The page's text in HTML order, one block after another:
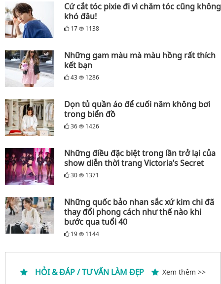
Cứ cắt tóc pixie đi vì chăm tóc cũng không
khó đâu!
17 1138
Những gam màu mà màu hồng rất thích
kết bạn
43 1286
Dọn tủ quần áo để cuối năm không bơi
trong biển đồ
36 1426
Những điều đặc biệt trong lần trở lại của
show diễn thời trang Victoria’s Secret
30 1371
Những quốc bảo nhan sắc xứ kim chi đã
thay đổi phong cách như thế nào khi
bước qua tuổi 40
19 1144
HỎI & ĐÁP / TƯ VẤN LÀM ĐẸP Xem thêm >>